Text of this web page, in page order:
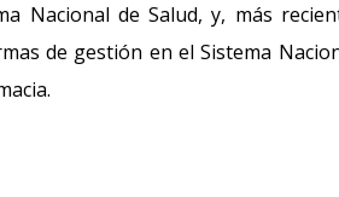
Nacional de Salud, y, más
de gestión en el Sistema